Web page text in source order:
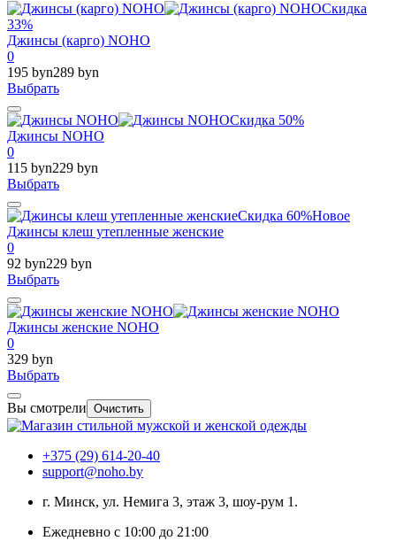
Скидка
33%
Джинсы (карго) NOHO
0
195 byn289 byn
Выбрать
Скидка 50%
Джинсы NOHO
0
115 byn229 byn
Выбрать
Скидка 60%Новое
Джинсы клеш утепленные женские
0
92 byn229 byn
Выбрать
Джинсы женские NOHO
0
329 byn
Выбрать
Вы смотрели Очистить
+375 (29) 614-20-40
support@noho.by
г. Минск, ул. Немига 3, этаж 3, шоу-рум 1.
Ежедневно с 10:00 до 21:00